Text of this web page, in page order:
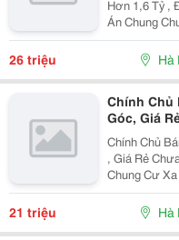
Hơn 1,6 Tỷ ,
Án Chung
Xa La Ha
Đông. Bán
26 triệu Hà
Chính Chủ
Góc, Giá
Chính Chủ
, Giá Rẻ Chưa
Chung Cư
Dong Chính
Bán Cc
21 triệu Hà